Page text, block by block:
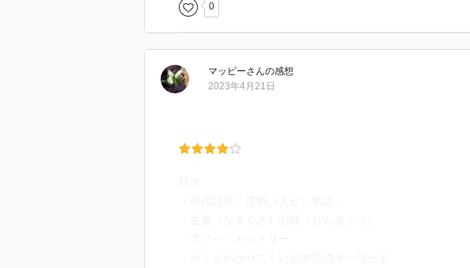
0
マッピーさんの感想
2023年4月21日